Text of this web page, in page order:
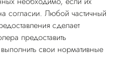
согласии. Любой частичный
сделает
предоставить
свои нормативные